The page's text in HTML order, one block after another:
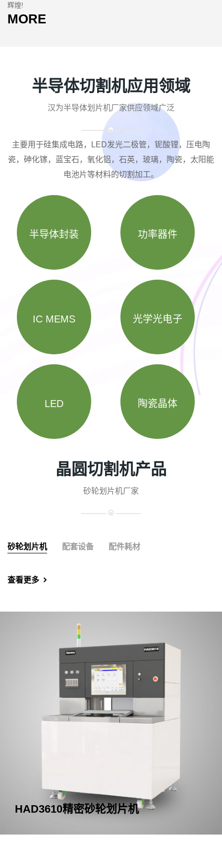
辉煌!
MORE
半导体切割机应用领域
汉为半导体划片机厂家供应领域广泛
主要用于硅集成电路，LED发光二极管，铌酸锂，压电陶
瓷，砷化镓，蓝宝石，氧化铝，石英，玻璃，陶瓷，太阳能
电池片等材料的切割加工。
半导体封装 功率器件
IC MEMS 光学光电子
LED 陶瓷晶体
晶圆切割机产品
砂轮划片机厂家
砂轮划片机 配套设备 配件耗材
查看更多
HAD3610精密砂轮划片机